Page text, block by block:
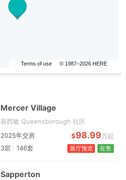
Terms of use © 1987–2026 HERE
Mercer Village
新西敏 Queensborough 社区
2025年交房
$98.99万起
3层
146套 在售
展厅预览
Sapperton